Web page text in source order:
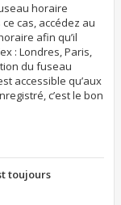
horaire
cas, accédez au
afin qu’il
: Londres, Paris,
du fuseau
accessible qu’aux
c’est le bon
toujours